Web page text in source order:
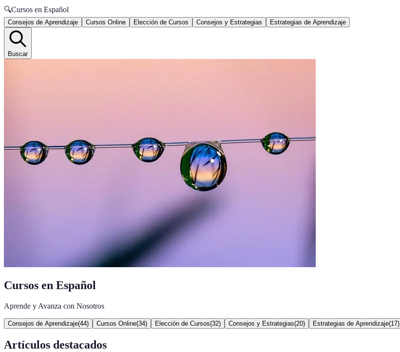
🔍Cursos en Español
Consejos de Aprendizaje Cursos Online Elección de Cursos Consejos y Estrategias Estrategias de Aprendizaje
Buscar
Cursos en Español
Aprende y Avanza con Nosotros
Consejos de Aprendizaje(44) Cursos Online(34) Elección de Cursos(32) Consejos y Estrategias(20) Estrategias de Aprendizaje(17)
Artículos destacados